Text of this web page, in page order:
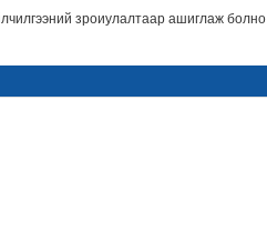
зроиулалтаар ашиглаж болно